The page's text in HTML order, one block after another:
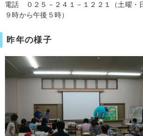
電話 ０２５－２４１－１２２１（土曜・
９時から午後５時）
昨年の様子